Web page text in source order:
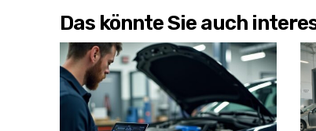
Das könnte Sie auch